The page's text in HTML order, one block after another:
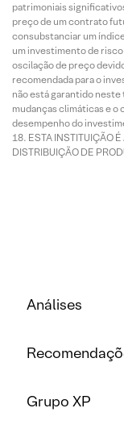
patrimoniais
preço de um contrato
consubstanciar um
um investimento de
oscilação de preço
recomendada para o
não está garantido
mudanças climáticas e
desempenho do
ESTA INSTITUIÇÃO
DISTRIBUIÇÃO DE
Análises
Grupo XP